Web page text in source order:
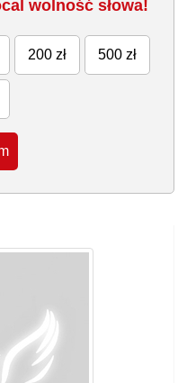
wolność słowa!
200 zł 500 zł